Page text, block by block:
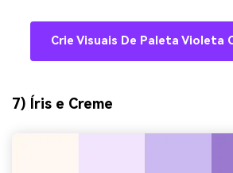
Crie Visuais De Paleta Violeta
7) Íris e Creme